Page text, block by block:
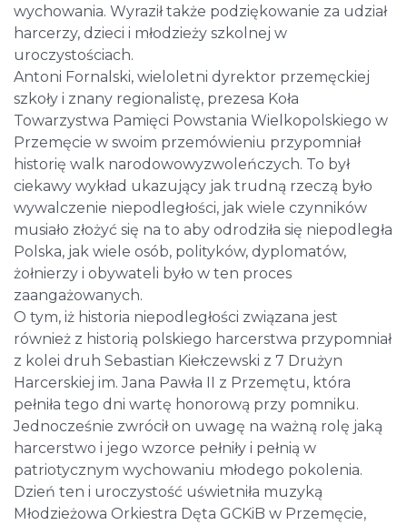
wychowania. Wyraził także podziękowanie za udział
harcerzy, dzieci i młodzieży szkolnej w
uroczystościach.
Antoni Fornalski, wieloletni dyrektor przemęckiej
szkoły i znany regionalistę, prezesa Koła
Towarzystwa Pamięci Powstania Wielkopolskiego w
Przemęcie w swoim przemówieniu przypomniał
historię walk narodowowyzwoleńczych. To był
ciekawy wykład ukazujący jak trudną rzeczą było
wywalczenie niepodległości, jak wiele czynników
musiało złożyć się na to aby odrodziła się niepodległa
Polska, jak wiele osób, polityków, dyplomatów,
żołnierzy i obywateli było w ten proces
zaangażowanych.
O tym, iż historia niepodległości związana jest
również z historią polskiego harcerstwa przypomniał
z kolei druh Sebastian Kiełczewski z 7 Drużyn
Harcerskiej im. Jana Pawła II z Przemętu, która
pełniła tego dni wartę honorową przy pomniku.
Jednocześnie zwrócił on uwagę na ważną rolę jaką
harcerstwo i jego wzorce pełniły i pełnią w
patriotycznym wychowaniu młodego pokolenia.
Dzień ten i uroczystość uświetniła muzyką
Młodzieżowa Orkiestra Dęta GCKiB w Przemęcie,